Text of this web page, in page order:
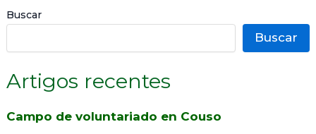
Buscar
Buscar
Artigos recentes
Campo de voluntariado en Couso